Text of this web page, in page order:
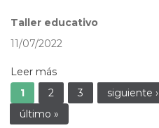
Taller educativo
11/07/2022
Leer más
Páginas
1 2 3
siguiente ›
último »